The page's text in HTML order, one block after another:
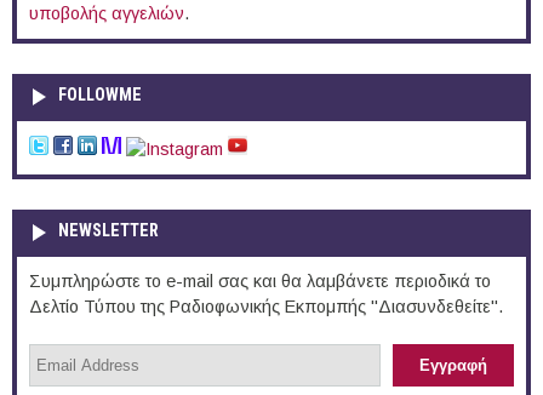
υποβολής αγγελιών.
FOLLOWME
NEWSLETTER
Συμπληρώστε το e-mail σας και θα λαμβάνετε περιοδικά το
Δελτίο Τύπου της Ραδιοφωνικής Εκπομπής "Διασυνδεθείτε".